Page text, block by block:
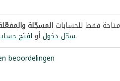
فقط للحساباتالمسجّلة
سجّل دخولأوافتح
.
beoordelingen